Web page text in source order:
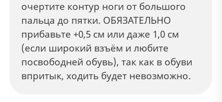
очертите контур ноги от большого
пальца до пятки. ОБЯЗАТЕЛЬНО
прибавьте +0,5 см или даже 1,0 см
(если широкий взъём и любите
посвободней обувь), так как в обуви
впритык, ходить будет невозможно.